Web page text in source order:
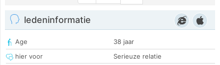
ledeninformatie
Age
38 jaar
hier voor
Serieuze relatie